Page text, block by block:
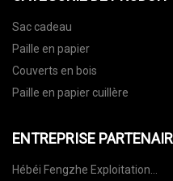
Sac cadeau
Paille en papier
Couverts en bois
Paille en papier cuillère
ENTREPRISE
Hébéi Fengzhe Exploitation